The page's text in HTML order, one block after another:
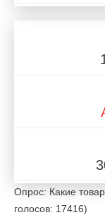
Опрос: Какие
голосов: 17416)